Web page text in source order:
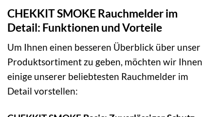
CHEKKIT SMOKE Rauchmelder im
Detail: Funktionen und Vorteile
Um Ihnen einen besseren Überblick über unser
Produktsortiment zu geben, möchten wir Ihnen
einige unserer beliebtesten Rauchmelder im
Detail vorstellen: